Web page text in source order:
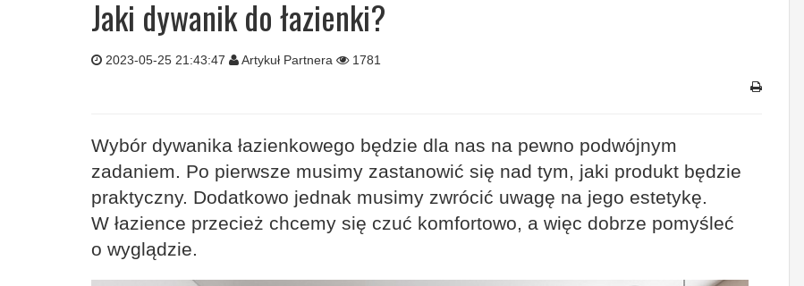
Jaki dywanik do łazienki?
2023-05-25 21:43:47 Artykuł Partnera 1781
Wybór dywanika łazienkowego będzie dla nas na pewno podwójnym
zadaniem. Po pierwsze musimy zastanowić się nad tym, jaki produkt będzie
praktyczny. Dodatkowo jednak musimy zwrócić uwagę na jego estetykę.
W łazience przecież chcemy się czuć komfortowo, a więc dobrze pomyśleć
o wyglądzie.